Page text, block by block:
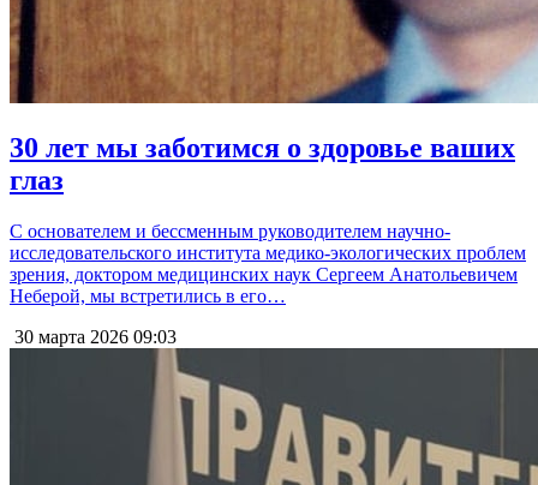
30 лет мы заботимся о здоровье ваших
глаз
С основателем и бессменным руководителем научно-
исследовательского института медико-экологических проблем
зрения, доктором медицинских наук Сергеем Анатольевичем
Неберой, мы встретились в его…
30 марта 2026 09:03